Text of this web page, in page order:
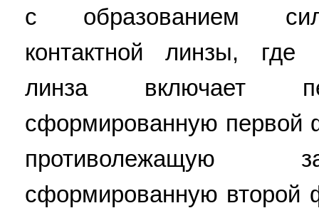
с образованием
контактной линзы, где
линза включает
сформированную первой
противолежащую
сформированную второй